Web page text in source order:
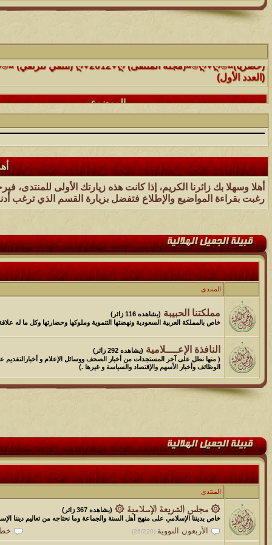
(العدد الأول)
الموضوع
موقع رائع جداً للقران الكريم مع تفسيره فقط بمجرد ماتضع
الموضوع
حافز يستثني وساهريعم ويشمل؟
الموضوع
إثـبت وجـودك , لآتقرأ وترحل ,شآرك بـ رد أو موضوع !!
موقع يعلمك التجويد خطوة بخطوة بالصوت والصوره...
الموضوع
مسابقة ( اعرف من صاحب هذه الصوره )
الموضوع
غير اسم اللي قبلك
الموضوع
اتحداك تجيب الصورة المطلوبةّّّ!!
الموضوع
ܓܨ الإعجآز العلمي في التين و الزيتون , الذي ادخل الفريق البحث
أهلا وسهلا بك زائرنا الكريم، إذا كانت هذه زيارتك الأولى للمنتدى،
رغبت بقراءة المواضيع والإطلاع فتفضل بزيارة القسم الذي ترغب
المنتدى
مملكتنا الحبيبة (يشاهده 116 زائر)
خاص بالمملكة العربية السعودية ونهضتها التنموية وملوكها وحضارتها وكل ما له
النافذة الإعــــلامية (يشاهده 292 زائر)
( منها نطل على آخر المستجدات من أخبار الصحف ووسائل الإعلام و أخبارالتقديم
الوظائف وأخبار الأسهم والإقتصاد والسياسة و غيرها .)
المنتدى
۞ مجلس الشريعة الإسلامية ۞ (يشاهده 367 زائر)
خاص بديننا الإسلامي على منهج أهل السنة والجماعة وما نحتاجه من تعاليم ديننا
الأربعون النووية (26/220)